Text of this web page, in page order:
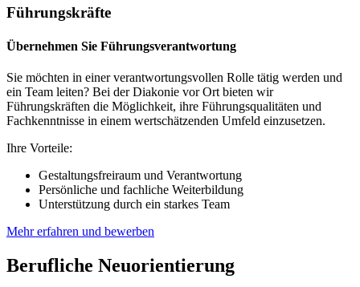
Führungskräfte
Übernehmen Sie Führungsverantwortung
Sie möchten in einer verantwortungsvollen Rolle tätig werden und
ein Team leiten? Bei der Diakonie vor Ort bieten wir
Führungskräften die Möglichkeit, ihre Führungsqualitäten und
Fachkenntnisse in einem wertschätzenden Umfeld einzusetzen.
Ihre Vorteile:
Gestaltungsfreiraum und Verantwortung
Persönliche und fachliche Weiterbildung
Unterstützung durch ein starkes Team
Mehr erfahren und bewerben
Berufliche Neuorientierung